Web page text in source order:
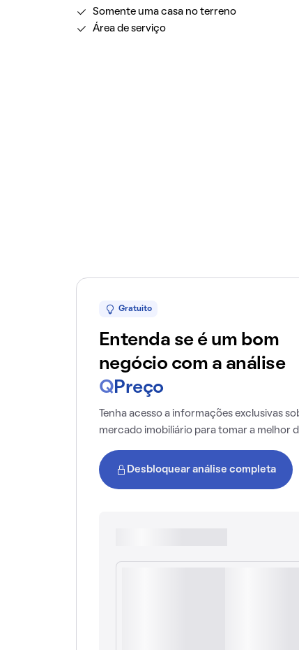
Somente uma casa no terreno
Área de serviço
Gratuito
Entenda se é um bom
negócio com a análise
Q Preço
Tenha acesso a informações exclusivas
mercado imobiliário para tomar a melhor
Desbloquear análise completa